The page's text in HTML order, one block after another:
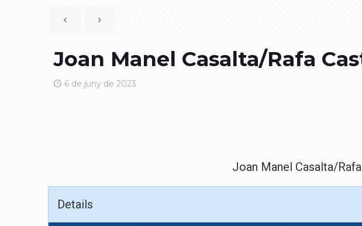
Joan Manel Casalta/Rafa
6 de juny de 2023
Joan Manel Casalta/
Details